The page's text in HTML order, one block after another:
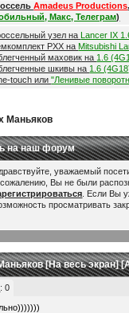
Amadeus Productions
Макс, Телеграм)
узел на Lancer IX
РХХ на Mitsubishi
маховик на 1.6
шкивы на 1.6
touch или"Ленивые
Маньяков
на наш форум
уважаемый
Вы не были
. Если Вы
просматривать
[На весь экран] [
:0